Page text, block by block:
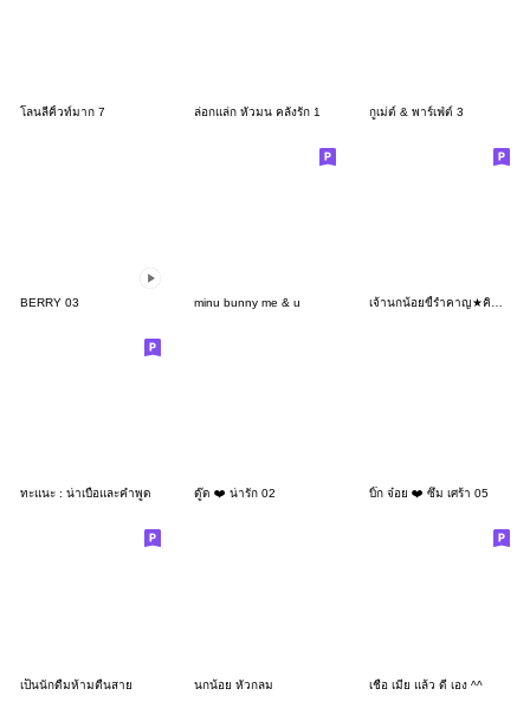
โลนลี่คิ้วท์มาก 7 ล่อกแล่ก หัวมน คลั่งรัก 1 กูเม่ต์ & พาร์เฟ่ต์ 3
BERRY 03 minu bunny me & u
ทะแนะ : น่าเบื่อและคำพูด ดู๊ด ❤️ น่ารัก 02 บิ๊ก จ๋อย ❤️ ซึม เศร้า 05
เป็นนักดื่มห้ามตื่นสาย นกน้อย หัวกลม เชื่อ เมีย แล้ว ดี เอง ^^